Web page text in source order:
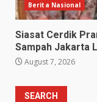
Berita Nasional
Siasat Cerdik
Sampah Jakarta
August 7, 2026
SEARCH